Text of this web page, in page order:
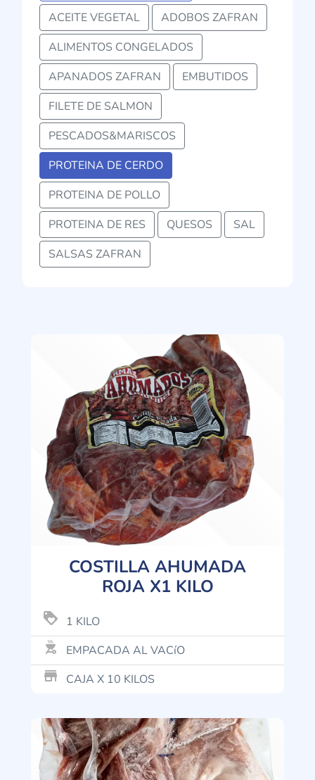
ACEITE VEGETAL
ADOBOS ZAFRAN
ALIMENTOS CONGELADOS
APANADOS ZAFRAN
EMBUTIDOS
FILETE DE SALMON
PESCADOS&MARISCOS
PROTEINA DE CERDO
PROTEINA DE POLLO
PROTEINA DE RES
QUESOS
SAL
SALSAS ZAFRAN
COSTILLA AHUMADA
ROJA X1 KILO
loyalty 1 KILO
outdoor_grill EMPACADA AL VACíO
store_mall_directory CAJA X 10 KILOS